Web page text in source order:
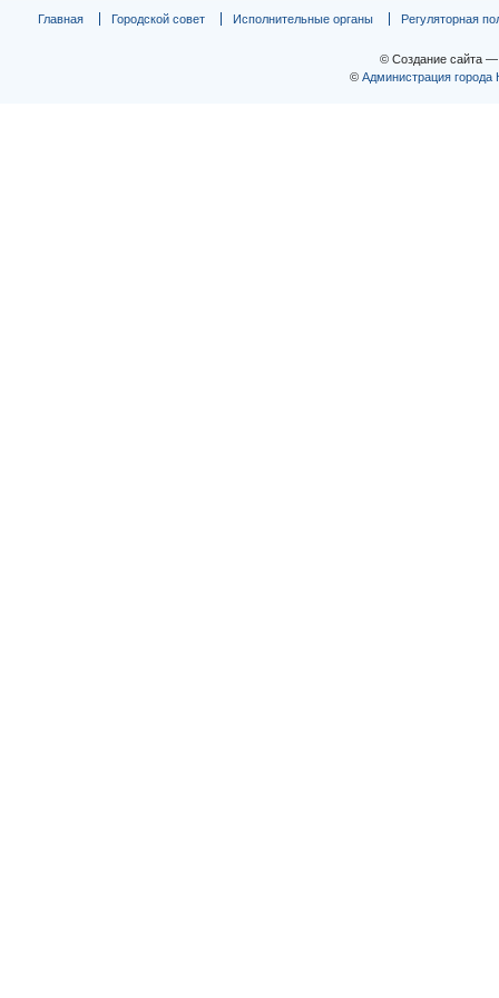
Главная Городской совет Исполнительные органы Регуляторная
© Создание сайта
© Администрация города